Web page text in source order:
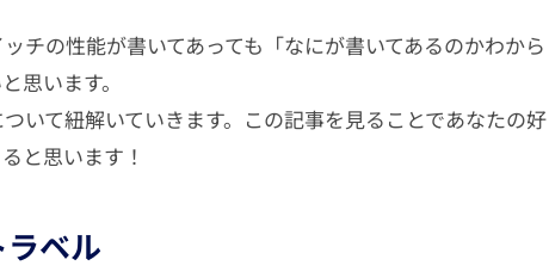
チの性能が書いてあっても「なにが書いてあるのかわから
思います。
いて紐解いていきます。この記事を見ることであなたの好
と思います！
ベル